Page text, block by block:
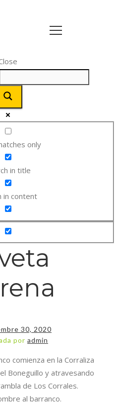
only
in title
in content
30, 2020
por admin
comienza en la Corraliza
Boneguillo y atravesando
de Los Corrales.
al barranco.